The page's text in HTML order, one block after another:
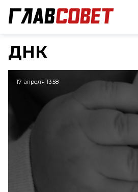
ДНК
17 апреля 13:58